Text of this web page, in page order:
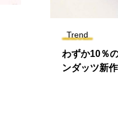
Trend
わずか10％
ンダッツ新